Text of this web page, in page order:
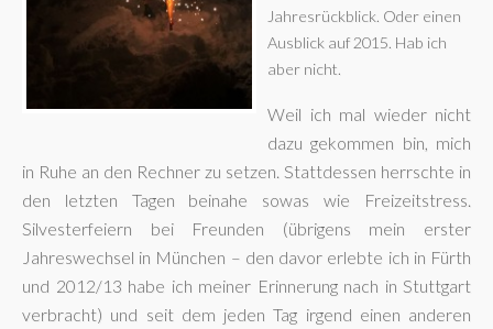
Jahresrückblick. Oder einen
Ausblick auf 2015. Hab ich
aber nicht.
Weil ich mal wieder nicht
dazu gekommen bin, mich
in Ruhe an den Rechner zu setzen. Stattdessen herrschte in
den letzten Tagen beinahe sowas wie Freizeitstress.
Silvesterfeiern bei Freunden (übrigens mein erster
Jahreswechsel in München – den davor erlebte ich in Fürth
und 2012/13 habe ich meiner Erinnerung nach in Stuttgart
verbracht) und seit dem jeden Tag irgend einen anderen